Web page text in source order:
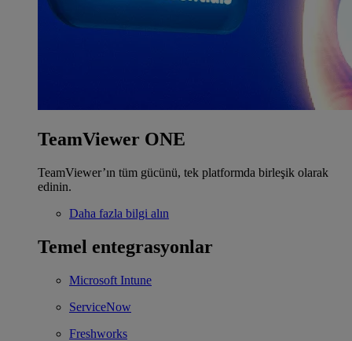
TeamViewer ONE
TeamViewer’ın tüm gücünü, tek platformda birleşik olarak
edinin.
Daha fazla bilgi alın
Temel entegrasyonlar
Microsoft Intune
ServiceNow
Freshworks